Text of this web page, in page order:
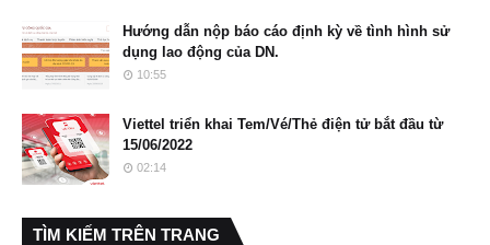
Hướng dẫn nộp báo cáo định kỳ về tình hình sử
dụng lao động của DN.
10:55
Viettel triển khai Tem/Vé/Thẻ điện tử bắt đầu từ
15/06/2022
02:14
TÌM KIẾM TRÊN TRANG